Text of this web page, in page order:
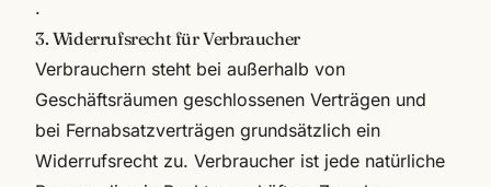
.
3. Widerrufsrecht für Verbraucher
Verbrauchern steht bei außerhalb von
Geschäftsräumen geschlossenen Verträgen und
bei Fernabsatzverträgen grundsätzlich ein
Widerrufsrecht zu. Verbraucher ist jede natürliche